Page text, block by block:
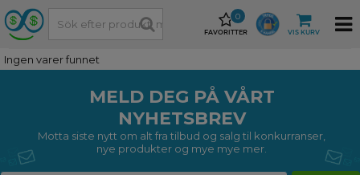
FAVORITTER
0
VIS KURV
Ingen varer funnet
MELD DEG PÅ VÅRT
NYHETSBREV
Motta siste nytt om alt fra tilbud og salg til konkurranser,
nye produkter og mye mye mer.